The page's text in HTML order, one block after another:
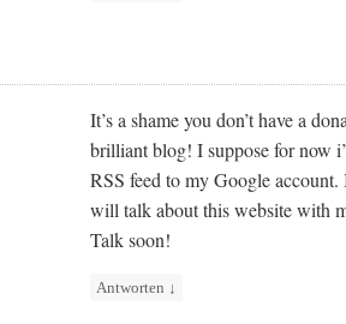
It’s a shame you don’t have a
brilliant blog! I suppose for now
RSS feed to my Google
will talk about this website with
Talk soon!
Antworten ↓